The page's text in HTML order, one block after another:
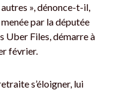
», dénonce-t-il,
par la députée
Uber Files, démarre à
février.
s’éloigner, lui